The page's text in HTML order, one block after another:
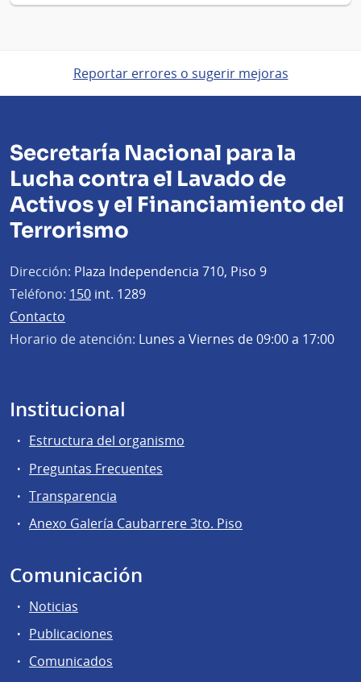
Reportar errores o sugerir mejoras
Secretaría Nacional para la
Lucha contra el Lavado de
Activos y el Financiamiento del
Terrorismo
Dirección: Plaza Independencia 710, Piso 9
Teléfono: 150 int. 1289
Contacto
Horario de atención: Lunes a Viernes de 09:00 a 17:00
Institucional
Estructura del organismo
Preguntas Frecuentes
Transparencia
Anexo Galería Caubarrere 3to. Piso
Comunicación
Noticias
Publicaciones
Comunicados